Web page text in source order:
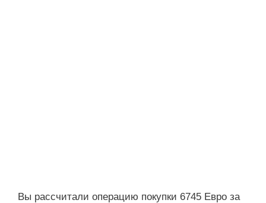
Вы рассчитали операцию покупки 6745 Евро за